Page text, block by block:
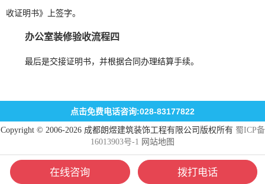
收证明书》上签字。
办公室装修验收流程四
最后是交接证明书，并根据合同办理结算手续。
点击免费电话咨询:028-83177822
Copyright © 2006-2026 成都朗煜建筑装饰工程有限公司版权所有 蜀ICP备
16013903号-1
网站地图
在线咨询 拨打电话